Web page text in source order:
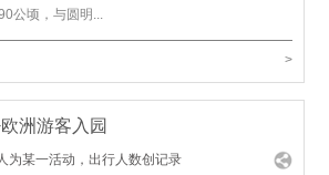
公顷，与圆明...
>
洲游客入园
为某一活动，出行人数创记录